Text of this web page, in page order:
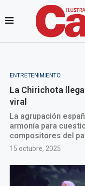
ENTRETENIMIENTO
La Chirichota
viral
La agrupación
armonía para
compositores del
15 octubre, 2025